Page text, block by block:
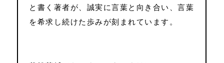
と書く著者が、誠実に言葉と向き合い、言葉
を希求し続けた歩みが刻まれています。